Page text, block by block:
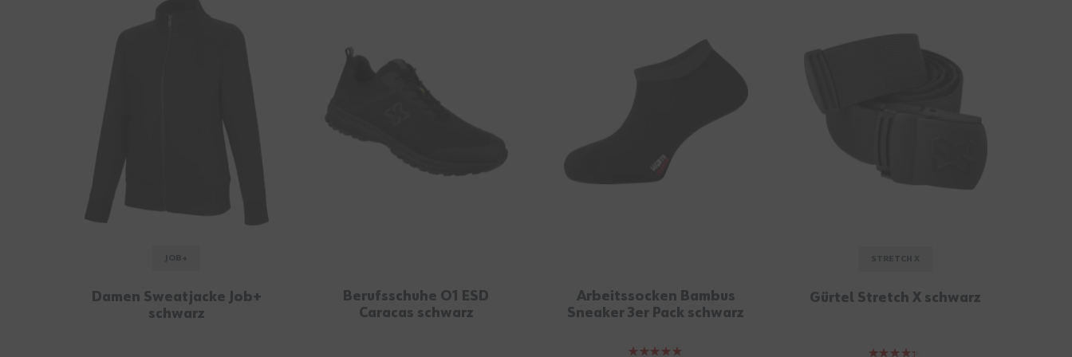
Damen Sweatjacke Job+
schwarz
Berufsschuhe O1 ESD
Caracas schwarz
Arbeitssocken Bambus
Sneaker 3er Pack schwarz
Bewertung:
Gürtel Stretch X schwarz
Bewertung: